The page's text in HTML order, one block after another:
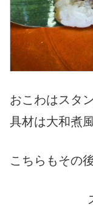
おこわはスタ
具材は大和煮
こちらもその